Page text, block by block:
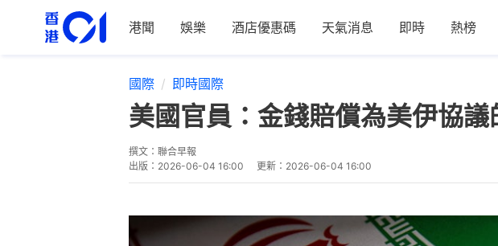
港聞 娛樂 酒店優惠碼 天氣消息 即時 熱榜
國際 即時國際
美國官員：金錢賠償為美伊協議
撰文： 聯合早報
出版： 2026-06-04 16:00 更新： 2026-06-04 16:00